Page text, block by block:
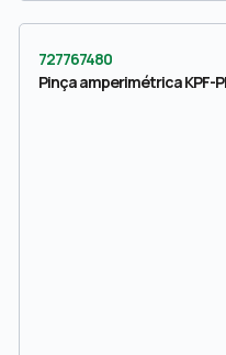
727767480
Pinça amperimétrica KPF-